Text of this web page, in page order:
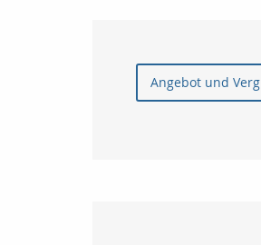
Angebot und